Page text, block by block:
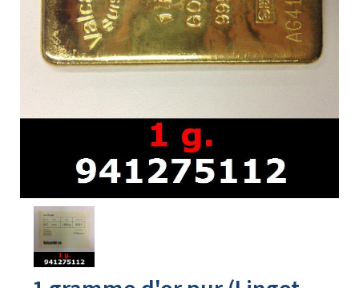
Avers
produit